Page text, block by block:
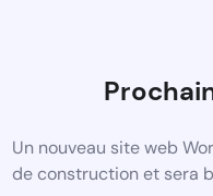
Un nouveau site web
de construction et sera